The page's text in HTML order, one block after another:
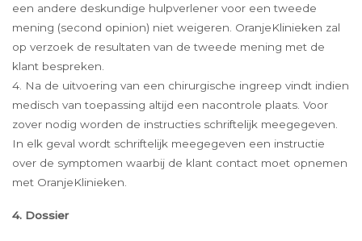
een andere deskundige hulpverlener voor een tweede
mening (second opinion) niet weigeren. OranjeKlinieken zal
op verzoek de resultaten van de tweede mening met de
klant bespreken.
4. Na de uitvoering van een chirurgische ingreep vindt indien
medisch van toepassing altijd een nacontrole plaats. Voor
zover nodig worden de instructies schriftelijk meegegeven.
In elk geval wordt schriftelijk meegegeven een instructie
over de symptomen waarbij de klant contact moet opnemen
met OranjeKlinieken.
4. Dossier